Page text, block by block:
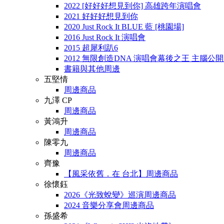
2022 [好好好想見到你] 高雄跨年演唱會
2021 好好好想見到你
2020 Just Rock It BLUE 藍 [桃園場]
2016 Just Rock It 演唱會
2015 超犀利趴6
2012 無限創造DNA 演唱會幕後之王 主腦公
書籍與其他周邊
五堅情
周邊商品
九澤 CP
周邊商品
黃鴻升
周邊商品
陳零九
周邊商品
齊豫
【風采依舊．在 台北】周邊商品
徐懷鈺
2026《光致蛻變》巡演周邊商品
2024 音樂分享會周邊商品
孫盛希